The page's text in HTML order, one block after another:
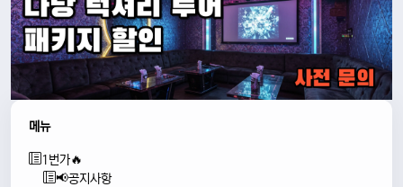
메뉴
1번가🔥
📢공지사항